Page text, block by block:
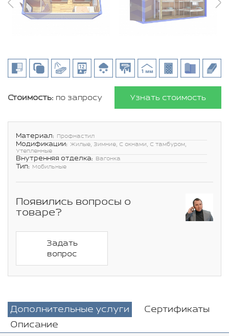
Стоимость: по запросу Узнать стоимость
Материал: Профнастил
Модификации: Жилые, Зимние, С окнами, С тамбуром,
Утепленные
Внутренняя отделка: Вагонка
Тип: Мобильные
Появились вопросы о
товаре?
Задать
вопрос
Дополнительные услуги
Сертификаты
Описание